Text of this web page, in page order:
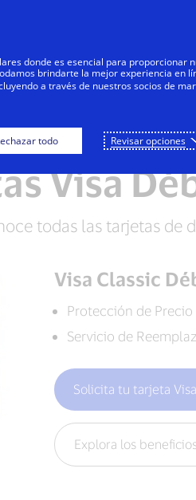
Personas
Visa
todas las tarjetas de
Visa Classic
Protección de Precio
Servicio de
Solicita tu tarjeta
Explora los
donde es esencial para proporcionar
brindarte la mejor experiencia en
a través de nuestros socios de
todo Revisar opciones